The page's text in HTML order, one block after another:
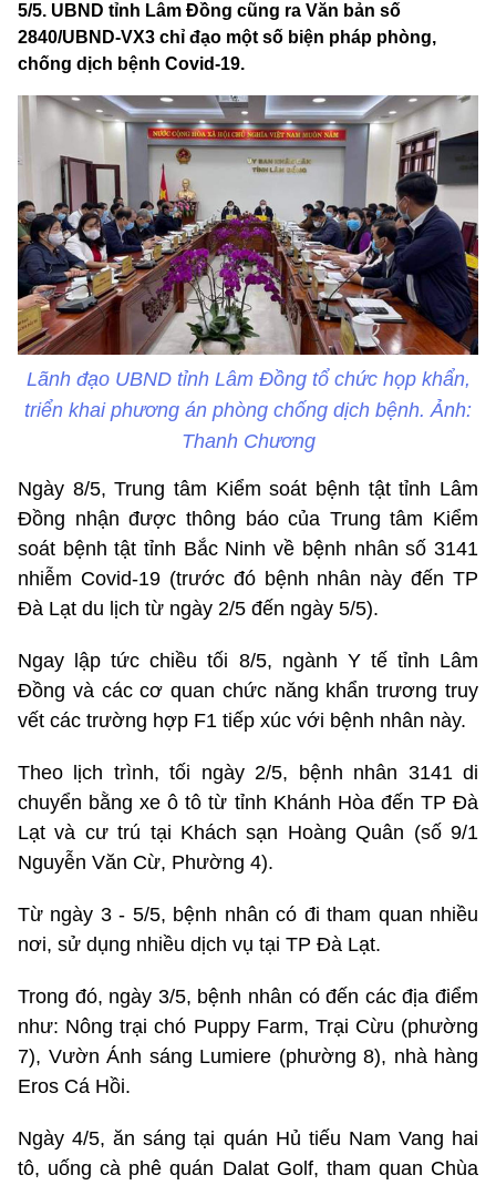
5/5. UBND tỉnh Lâm Đồng cũng ra Văn bản số
2840/UBND-VX3 chỉ đạo một số biện pháp phòng,
chống dịch bệnh Covid-19.
Lãnh đạo UBND tỉnh Lâm Đồng tổ chức họp khẩn,
triển khai phương án phòng chống dịch bệnh. Ảnh:
Thanh Chương
Ngày 8/5, Trung tâm Kiểm soát bệnh tật tỉnh Lâm
Đồng nhận được thông báo của Trung tâm Kiểm
soát bệnh tật tỉnh Bắc Ninh về bệnh nhân số 3141
nhiễm Covid-19 (trước đó bệnh nhân này đến TP
Đà Lạt du lịch từ ngày 2/5 đến ngày 5/5).
Ngay lập tức chiều tối 8/5, ngành Y tế tỉnh Lâm
Đồng và các cơ quan chức năng khẩn trương truy
vết các trường hợp F1 tiếp xúc với bệnh nhân này.
Theo lịch trình, tối ngày 2/5, bệnh nhân 3141 di
chuyển bằng xe ô tô từ tỉnh Khánh Hòa đến TP Đà
Lạt và cư trú tại Khách sạn Hoàng Quân (số 9/1
Nguyễn Văn Cừ, Phường 4).
Từ ngày 3 - 5/5, bệnh nhân có đi tham quan nhiều
nơi, sử dụng nhiều dịch vụ tại TP Đà Lạt.
Trong đó, ngày 3/5, bệnh nhân có đến các địa điểm
như: Nông trại chó Puppy Farm, Trại Cừu (phường
7), Vườn Ánh sáng Lumiere (phường 8), nhà hàng
Eros Cá Hồi.
Ngày 4/5, ăn sáng tại quán Hủ tiếu Nam Vang hai
tô, uống cà phê quán Dalat Golf, tham quan Chùa